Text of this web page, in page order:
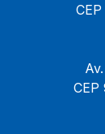
CEP